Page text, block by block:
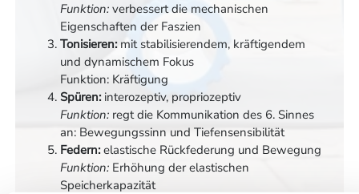
Funktion: verbessert die mechanischen
Eigenschaften der Faszien
Tonisieren:mit stabilisierendem, kräftigendem
und dynamischem Fokus
Funktion: Kräftigung
Spüren:interozeptiv, propriozeptiv
Funktion: regt die Kommunikation des 6. Sinnes
an: Bewegungssinn und Tiefensensibilität
Federn:elastische Rückfederung und Bewegung
Funktion: Erhöhung der elastischen
Speicherkapazität